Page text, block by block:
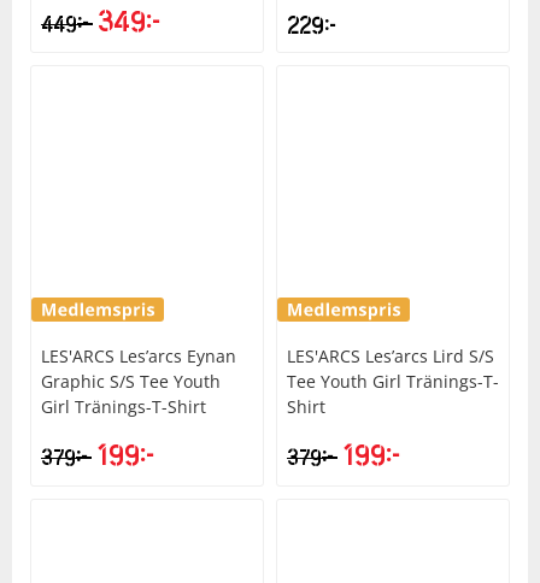
449kr 349kr 229kr
LES'ARCS Les’arcs Eynan
Graphic S/S Tee Youth
Girl Tränings-T-Shirt
379kr 199kr
LES'ARCS Les’arcs Lird S/S
Tee Youth Girl Tränings-T-
Shirt
379kr 199kr